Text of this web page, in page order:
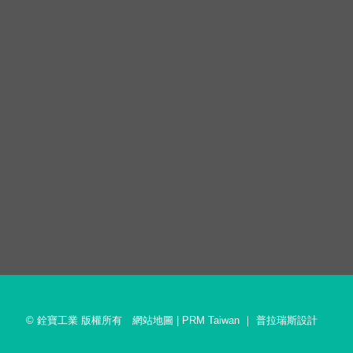
© 銓寶工業 版權所有 網站地圖 PRM Taiwan ｜普拉瑞斯設計